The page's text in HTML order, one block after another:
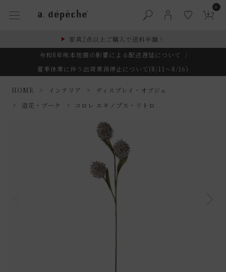
0
家具2点以上ご購入で送料半額！
令和8年熊本地震の影響による配送遅延について
/
夏季休業に伴う出荷業務停止について(8/11～8/16)
HOME インテリア
ディスプレイ・オブジェ
造花・ブーケ
コロレ エキノプス・リトロ